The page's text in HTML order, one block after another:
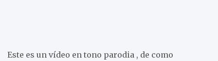
Este es un vídeo en tono parodia , de como